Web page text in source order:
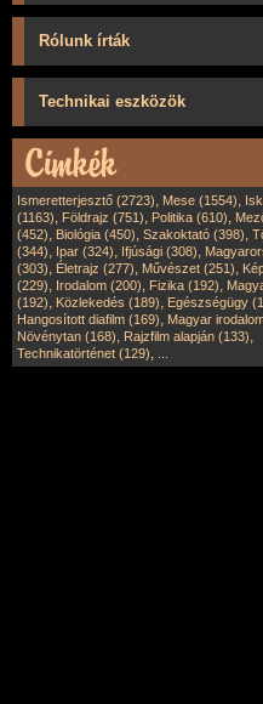
Rólunk írták
Technikai eszközök
Ismeretterjesztő (2723), Mese (1554),
(1163), Földrajz (751), Politika (610),
(452), Biológia (450), Szakoktató (398),
(344), Ipar (324), Ifjúsági (308),
(303), Életrajz (277), Művészet (251),
(229), Irodalom (200), Fizika (192),
(192), Közlekedés (189), Egészségügy
Hangosított diafilm (169), Magyar
Növénytan (168), Rajzfilm alapján (133),
Technikatörténet (129),